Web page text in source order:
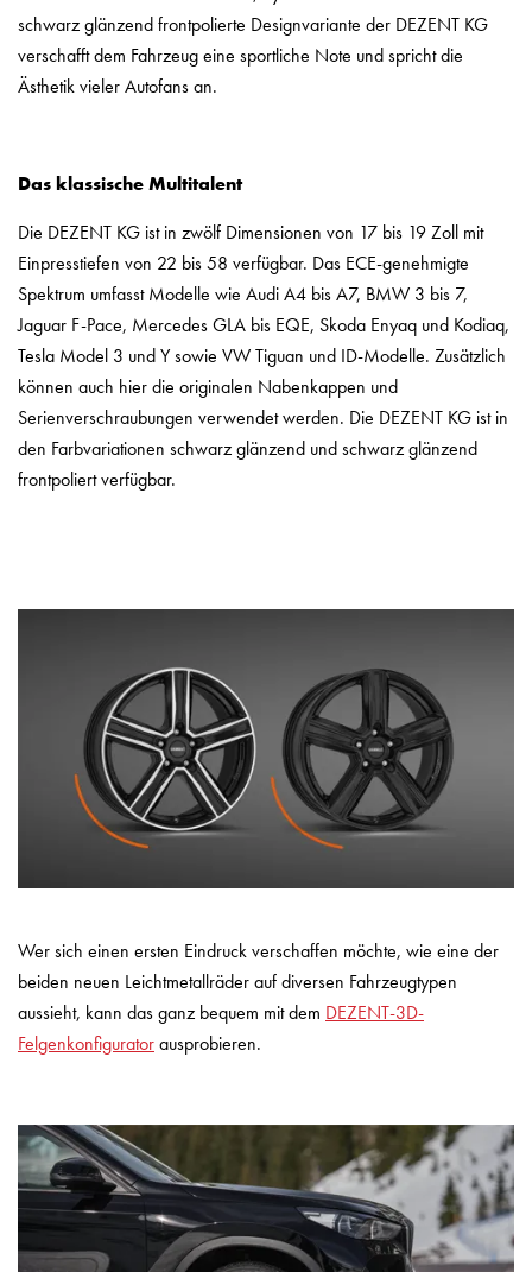
schwarz glänzend frontpolierte Designvariante der DEZENT KG
verschafft dem Fahrzeug eine sportliche Note und spricht die
Ästhetik vieler Autofans an.
Das klassische Multitalent
Die DEZENT KG ist in zwölf Dimensionen von 17 bis 19 Zoll mit
Einpresstiefen von 22 bis 58 verfügbar. Das ECE-genehmigte
Spektrum umfasst Modelle wie Audi A4 bis A7, BMW 3 bis 7,
Jaguar F-Pace, Mercedes GLA bis EQE, Skoda Enyaq und Kodiaq,
Tesla Model 3 und Y sowie VW Tiguan und ID-Modelle. Zusätzlich
können auch hier die originalen Nabenkappen und
Serienverschraubungen verwendet werden. Die DEZENT KG ist in
den Farbvariationen schwarz glänzend und schwarz glänzend
frontpoliert verfügbar.
Wer sich einen ersten Eindruck verschaffen möchte, wie eine der
beiden neuen Leichtmetallräder auf diversen Fahrzeugtypen
aussieht, kann das ganz bequem mit dem DEZENT-3D-
Felgenkonfiguratorausprobieren.